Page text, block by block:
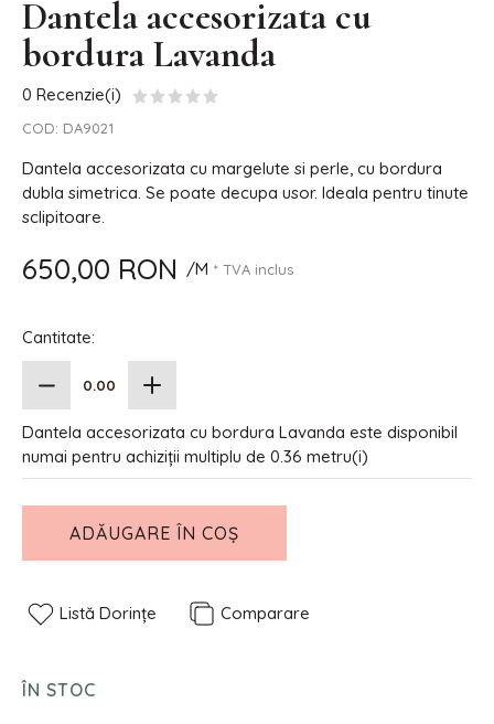
Dantela accesorizata cu
bordura Lavanda
0 Recenzie(i)
COD: DA9021
Dantela accesorizata cu margelute si perle, cu bordura
dubla simetrica. Se poate decupa usor. Ideala pentru tinute
sclipitoare.
650,00 RON /M * TVA inclus
Cantitate:
Dantela accesorizata cu bordura Lavanda este disponibil
numai pentru achiziții multiplu de 0.36 metru(i)
ADĂUGARE ÎN COȘ
Listă Dorințe Comparare
ÎN STOC